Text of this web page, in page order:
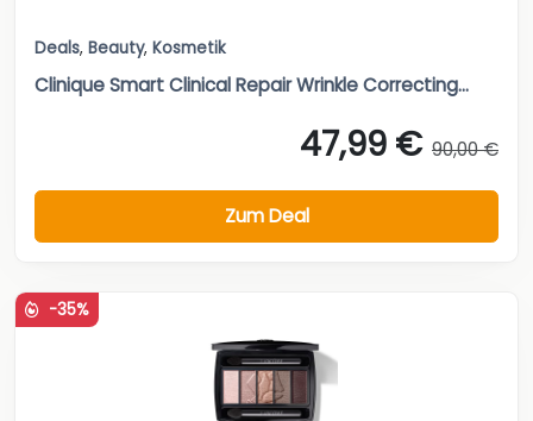
Deals, Beauty, Kosmetik
Clinique Smart Clinical Repair Wrinkle Correcting...
47,99 € 90,00 €
Zum Deal
-35%